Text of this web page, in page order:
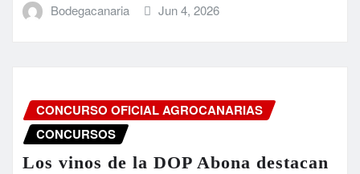
Bodegacanaria Jun 4, 2026
CONCURSO OFICIAL AGROCANARIAS
CONCURSOS
Los vinos de la DOP Abona destacan